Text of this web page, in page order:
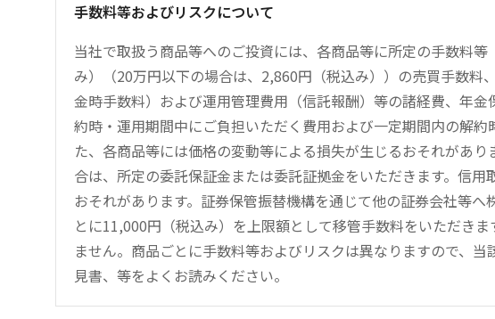
手数料等およびリスクについて
当社で取扱う商品等へのご投資には、各商品等に所定の手数料
み）（20万円以下の場合は、2,860円（税込み））の売買手数
金時手数料）および運用管理費用（信託報酬）等の諸経費、年
約時・運用期間中にご負担いただく費用および一定期間内の解
た、各商品等には価格の変動等による損失が生じるおそれがあ
合は、所定の委託保証金または委託証拠金をいただきます。信
おそれがあります。証券保管振替機構を通じて他の証券会社等
とに11,000円（税込み）を上限額として移管手数料をいただき
ません。商品ごとに手数料等およびリスクは異なりますので、
見書、等をよくお読みください。